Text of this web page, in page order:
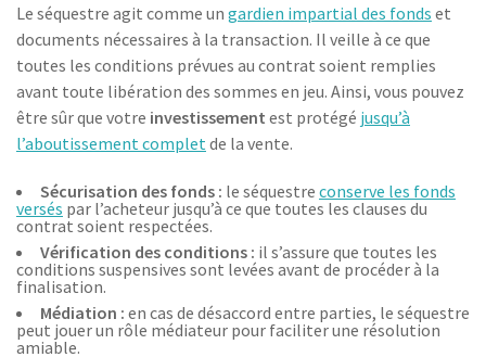
Le séquestre agit comme un gardien impartial des fonds et
documents nécessaires à la transaction. Il veille à ce que
toutes les conditions prévues au contrat soient remplies
avant toute libération des sommes en jeu. Ainsi, vous pouvez
être sûr que votre investissement est protégé jusqu’à
l’aboutissement complet de la vente.
Sécurisation des fonds : le séquestre conserve les fonds
versés par l’acheteur jusqu’à ce que toutes les clauses du
contrat soient respectées.
Vérification des conditions : il s’assure que toutes les
conditions suspensives sont levées avant de procéder à la
finalisation.
Médiation : en cas de désaccord entre parties, le séquestre
peut jouer un rôle médiateur pour faciliter une résolution
amiable.